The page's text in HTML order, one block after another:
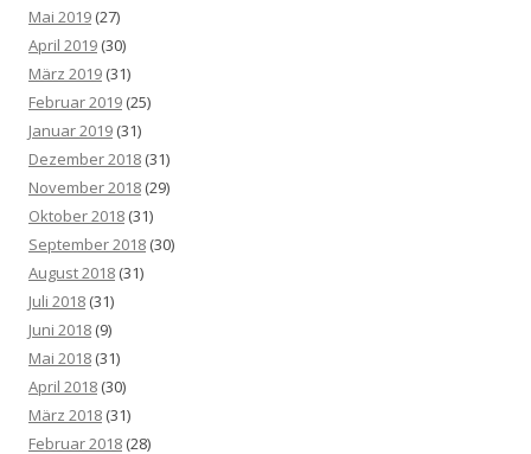
Mai 2019 (27)
April 2019 (30)
März 2019 (31)
Februar 2019 (25)
Januar 2019 (31)
Dezember 2018 (31)
November 2018 (29)
Oktober 2018 (31)
September 2018 (30)
August 2018 (31)
Juli 2018 (31)
Juni 2018 (9)
Mai 2018 (31)
April 2018 (30)
März 2018 (31)
Februar 2018 (28)